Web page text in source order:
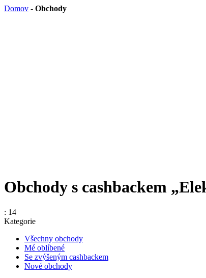
Domov - Obchody
Obchody s cashbackem
: 14
Kategorie
Všechny obchody
Mé oblíbené
Se zvýšeným cashbackem
Nové obchody